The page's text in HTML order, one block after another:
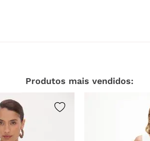
Produtos mais vendidos: